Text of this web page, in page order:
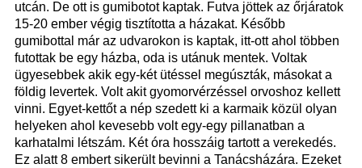
utcán. De ott is gumibotot kaptak. Futva jöttek az őrjáratok
15-20 ember végig tisztította a házakat. Később
gumibottal már az udvarokon is kaptak, itt-ott ahol többen
futottak be egy házba, oda is utánuk mentek. Voltak
ügyesebbek akik egy-két ütéssel megúszták, másokat a
földig levertek. Volt akit gyomorvérzéssel orvoshoz kellett
vinni. Egyet-kettőt a nép szedett ki a karmaik közül olyan
helyeken ahol kevesebb volt egy-egy pillanatban a
karhatalmi létszám. Két óra hosszáig tartott a verekedés.
Ez alatt 8 embert sikerült bevinni a Tanácsházára. Ezeket